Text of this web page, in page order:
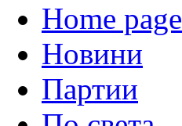
Home page
Новини
Партии